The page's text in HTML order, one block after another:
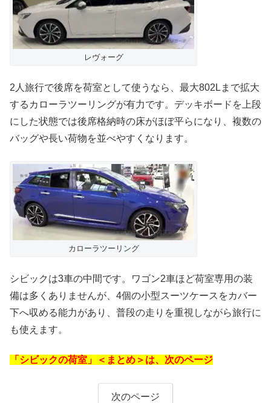
レヴォーグ
2人旅行で後席を荷室として使うなら、最大802Lまで拡大
するカローラツーリングが有力です。デッキボードを上段
にした状態では後席格納時の床がほぼ平らになり、複数の
バッグや長い荷物を並べやすくなります。
カローラツーリング
シビックは3車の中間です。ワゴン2車ほど荷室専用の装
備は多くありませんが、4個の小型スーツケースをカバー
下へ収める能力があり、普段の走りを重視しながら旅行に
も使えます。
「シビックの荷室」＜まとめ＞は、次のページ
次のページ